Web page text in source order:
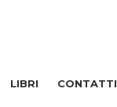
LIBRI CONTATTI